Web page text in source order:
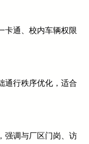
卡通、校内车辆权限
通行秩序优化，适合
强调与厂区门岗、访